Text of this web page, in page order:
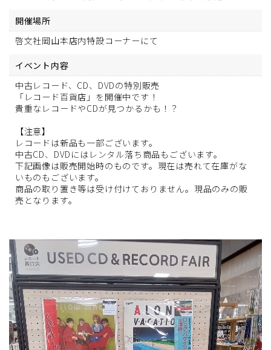
開催場所
啓文社岡山本店内特設コーナーにて
イベント内容
中古レコード、CD、DVDの特別販売
「レコード百貨店」を開催中です！
貴重なレコードやCDが見つかるかも！？
【注意】
レコードは新品も一部ございます。
中古CD、DVDにはレンタル落ち商品もございます。
下記画像は販売開始時のものです。現在は売れて在庫がな
いものもございます。
商品の取り置き等は受け付けておりません。現品のみの販
売となります。